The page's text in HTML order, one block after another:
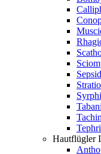
Hautflügler